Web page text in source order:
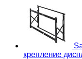
крепление